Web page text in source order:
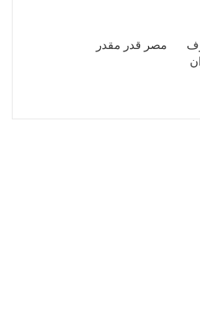
مصر قدر مقدر